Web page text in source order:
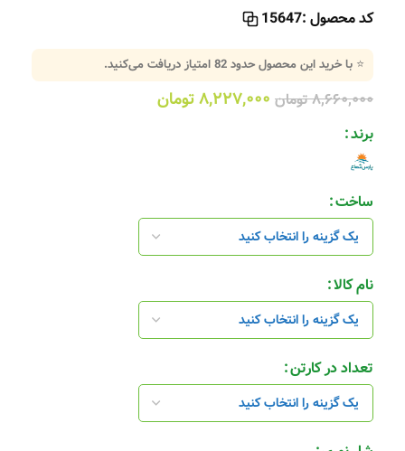
کد محصول :15647
⭐ با خرید این محصول حدود82امتیاز دریافت می‌کنید.
۸,۶۶۰,۰۰۰تومان ۸,۲۲۷,۰۰۰تومان
برند
ساخت
نام کالا
تعداد در کارتن